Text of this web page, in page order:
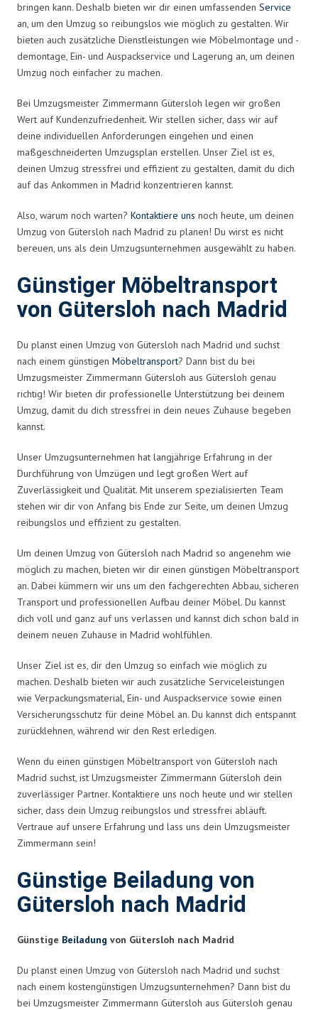
bringen kann. Deshalb bieten wir dir einen umfassenden Service
an, um den Umzug so reibungslos wie möglich zu gestalten. Wir
bieten auch zusätzliche Dienstleistungen wie Möbelmontage und -
demontage, Ein- und Auspackservice und Lagerung an, um deinen
Umzug noch einfacher zu machen.
Bei Umzugsmeister Zimmermann Gütersloh legen wir großen
Wert auf Kundenzufriedenheit. Wir stellen sicher, dass wir auf
deine individuellen Anforderungen eingehen und einen
maßgeschneiderten Umzugsplan erstellen. Unser Ziel ist es,
deinen Umzug stressfrei und effizient zu gestalten, damit du dich
auf das Ankommen in Madrid konzentrieren kannst.
Also, warum noch warten? Kontaktiere uns noch heute, um deinen
Umzug von Gütersloh nach Madrid zu planen! Du wirst es nicht
bereuen, uns als dein Umzugsunternehmen ausgewählt zu haben.
Günstiger Möbeltransport
von Gütersloh nach Madrid
Du planst einen Umzug von Gütersloh nach Madrid und suchst
nach einem günstigen Möbeltransport? Dann bist du bei
Umzugsmeister Zimmermann Gütersloh aus Gütersloh genau
richtig! Wir bieten dir professionelle Unterstützung bei deinem
Umzug, damit du dich stressfrei in dein neues Zuhause begeben
kannst.
Unser Umzugsunternehmen hat langjährige Erfahrung in der
Durchführung von Umzügen und legt großen Wert auf
Zuverlässigkeit und Qualität. Mit unserem spezialisierten Team
stehen wir dir von Anfang bis Ende zur Seite, um deinen Umzug
reibungslos und effizient zu gestalten.
Um deinen Umzug von Gütersloh nach Madrid so angenehm wie
möglich zu machen, bieten wir dir einen günstigen Möbeltransport
an. Dabei kümmern wir uns um den fachgerechten Abbau, sicheren
Transport und professionellen Aufbau deiner Möbel. Du kannst
dich voll und ganz auf uns verlassen und kannst dich schon bald in
deinem neuen Zuhause in Madrid wohlfühlen.
Unser Ziel ist es, dir den Umzug so einfach wie möglich zu
machen. Deshalb bieten wir auch zusätzliche Serviceleistungen
wie Verpackungsmaterial, Ein- und Auspackservice sowie einen
Versicherungsschutz für deine Möbel an. Du kannst dich entspannt
zurücklehnen, während wir den Rest erledigen.
Wenn du einen günstigen Möbeltransport von Gütersloh nach
Madrid suchst, ist Umzugsmeister Zimmermann Gütersloh dein
zuverlässiger Partner. Kontaktiere uns noch heute und wir stellen
sicher, dass dein Umzug reibungslos und stressfrei abläuft.
Vertraue auf unsere Erfahrung und lass uns dein Umzugsmeister
Zimmermann sein!
Günstige Beiladung von
Gütersloh nach Madrid
Günstige Beiladung von Gütersloh nach Madrid
Du planst einen Umzug von Gütersloh nach Madrid und suchst
nach einem kostengünstigen Umzugsunternehmen? Dann bist du
bei Umzugsmeister Zimmermann Gütersloh aus Gütersloh genau